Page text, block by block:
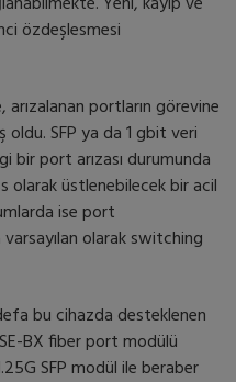
özdeşlesmesi
portların görevine
SFP ya da 1 gbit veri
bir port arızası durumunda
olarak üstlenebilecek bir acil
ise port
olarak switching
bu cihazda desteklenen
BX fiber port modülü
SFP modül ile beraber